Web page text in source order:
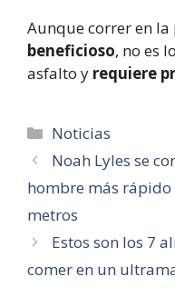
Aunque correr en la
beneficioso, no es
asfalto y requiere
Categorías
Noticias
Noah Lyles se
hombre más
metros
Estos son los 7
comer en un